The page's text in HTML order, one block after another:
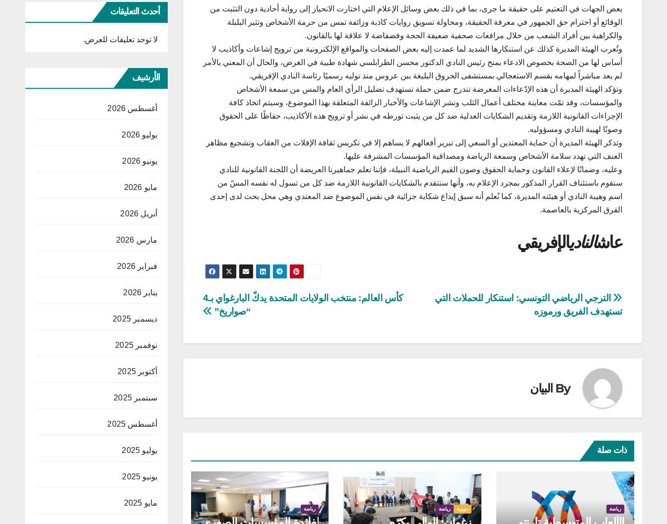
بعض الجهات في التعتيم على حقيقة ما جرى، بما في ذلك بعض وسائل الإعلام التي اختارت الانحياز إلى رواية أحادية دون التثبت من
الوقائع أو احترام حق الجمهور في معرفة الحقيقة، ومحاولة تسويق روايات كاذبة وزائفة تمس من حرمة الأشخاص وتثير البلبلة
والكراهية بين أفراد الشعب من خلال مرافعات صحفية ضعيفة الحجة وفضفاضة لا علاقة لها بالقانون.
وتُعرب الهيئة المديرة كذلك عن استنكارها الشديد لما عمدت إليه بعض الصفحات والمواقع الإلكترونية من ترويج إشاعات وأكاذيب لا
أساس لها من الصحة بخصوص الادعاء بمنح رئيس النادي الدكتور محسن الطرابلسي شهادة طبية في الغرض، والحال أن المعني بالأمر
لم يعد مباشراً لمهامه بقسم الاستعجالي بمستشفى الحروق البليغة ببن عروس منذ توليه رسميًا رئاسة النادي الإفريقي.
وتؤكد الهيئة المديرة أن هذه الإدّعاءات المغرضة تندرج ضمن حملة تستهدف تضليل الرأي العام والمس من سمعة الأشخاص
والمؤسسات، وقد تمّت معاينة مختلف أعمال الثلب ونشر الإشاعات والأخبار الزائفة المتعلقة بهذا الموضوع، وسيتم اتخاذ كافة
الإجراءات القانونية اللازمة وتقديم الشكايات العدلية ضد كل من يثبت تورطه في نشر أو ترويج هذه الأكاذيب، حفاظًا على الحقوق
وصونًا لهيبة النادي ومسؤوليه.
وتذكر الهيئة المديرة أن حماية المعتدين أو السعي إلى تبرير أفعالهم لا يساهم إلا في تكريس ثقافة الإفلات من العقاب وتشجيع مظاهر
العنف التي تهدد سلامة الأشخاص وسمعة الرياضة ومصداقية المؤسسات المشرفة عليها.
وعليه، وضمانًا لإعلاء القانون وحماية الحقوق وصون القيم الرياضية النبيلة، فإننا نعلم جماهيرنا العريضة أن اللجنة القانونية للنادي
ستقوم باستئناف القرار المذكور بمجرد الإعلام به، وأنها ستتقدم بالشكايات القانونية اللازمة ضد كل من تسول له نفسه المسّ من
اسم وهيبة النادي أو هيئته المديرة، كما نُعلم أنه سبق إيداع شكاية جزائية في نفس الموضوع ضد المعتدي وهي محل بحث لدى إحدى
الفرق المركزية بالعاصمة.
عاشالناديالإفريقي
تصفّح
المقالات
كأس العالم: منتخب الولايات المتحدة يدكّ البارغواي بـ4
“صواريخ”
الترجي الرياضي التونسي: استنكار للحملات التي
تستهدف الفريق ورموزه
By البيان
ذات صلة
رياضة جهوية رياضة رياضة
أحدث التعليقات
لا توجد تعليقات للعرض.
الأرشيف
أغسطس 2026
يوليو 2026
يونيو 2026
مايو 2026
أبريل 2026
مارس 2026
فبراير 2026
يناير 2026
ديسمبر 2025
نوفمبر 2025
أكتوبر 2025
سبتمبر 2025
أغسطس 2025
يوليو 2025
يونيو 2025
مايو 2025